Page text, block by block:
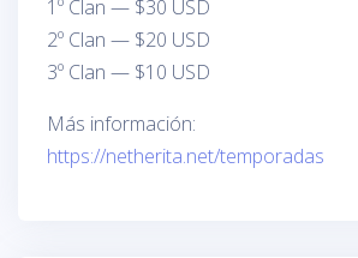
1º Clan — $30 USD
2º Clan — $20 USD
3º Clan — $10 USD
Más información:
https://netherita.net/temporadas